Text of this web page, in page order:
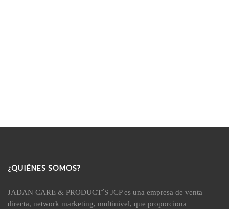
¿QUIÉNES SOMOS?
JADAN CARE & PRODUCT´S JCP es una empresa de venta
directa, network marketing, multinivel, que proporciona